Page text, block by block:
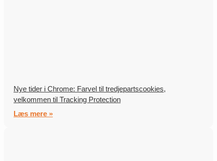
Nye tider i Chrome: Farvel til tredjepartscookies,
velkommen til Tracking Protection
Læs mere »